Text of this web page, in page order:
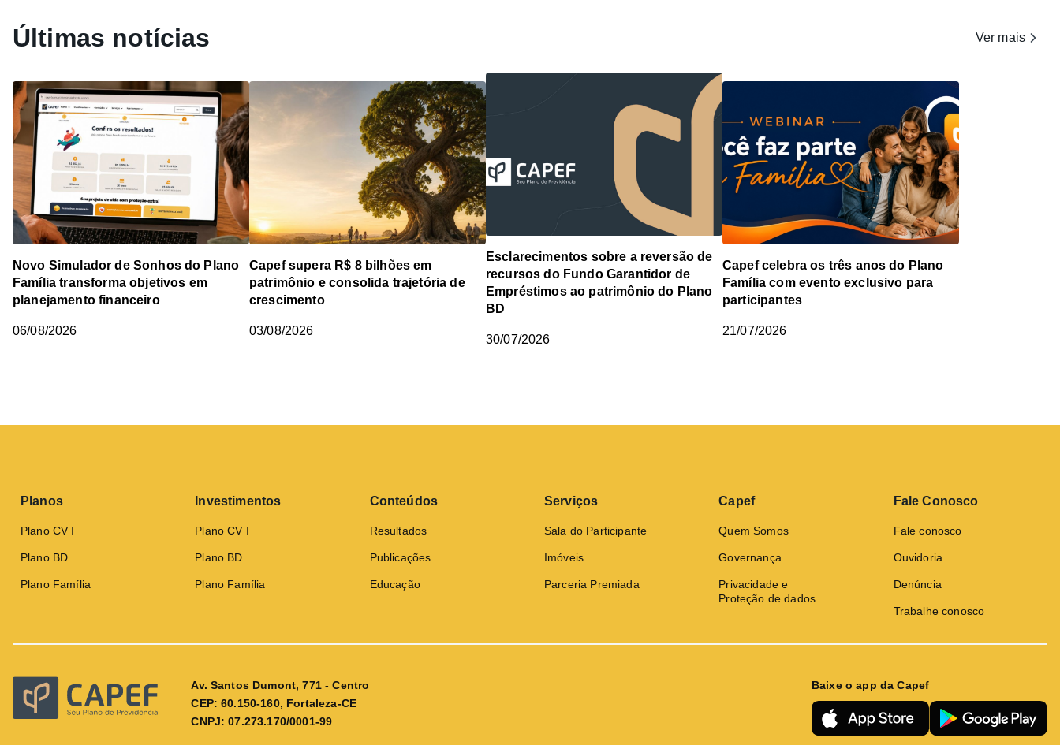
Últimas notícias Ver mais
Novo Simulador de Sonhos do Plano
Família transforma objetivos em
planejamento financeiro
06/08/2026
Capef supera R$ 8 bilhões em
patrimônio e consolida trajetória de
crescimento
03/08/2026
Esclarecimentos sobre a reversão de
recursos do Fundo Garantidor de
Empréstimos ao patrimônio do Plano
BD
30/07/2026
Capef celebra os três anos do Plano
Família com evento exclusivo para
participantes
21/07/2026
Planos
Plano CV I
Plano BD
Plano Família
Investimentos
Plano CV I
Plano BD
Plano Família
Conteúdos
Resultados
Publicações
Educação
Serviços
Sala do Participante
Imóveis
Parceria Premiada
Capef
Quem Somos
Governança
Privacidade e
Proteção de dados
Fale Conosco
Fale conosco
Ouvidoria
Denúncia
Trabalhe conosco
Av. Santos Dumont, 771 - Centro
CEP: 60.150-160, Fortaleza-CE
CNPJ: 07.273.170/0001-99
Baixe o app da Capef